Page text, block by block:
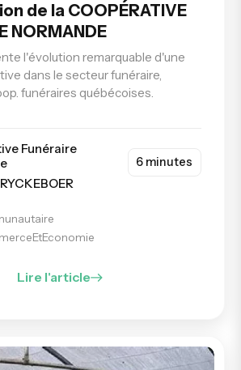
de la COOPÉRATIVE
NORMANDE
l'évolution remarquable d'une
dans le secteur funéraire,
funéraires québécoises.
Funéraire
6 minutes
Lire l'article